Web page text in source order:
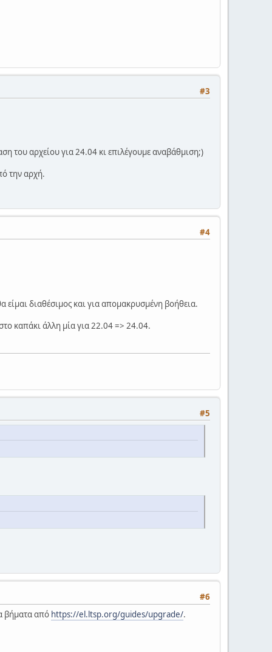
#3
του αρχείου για 24.04 κι επιλέγουμε αναβάθμιση;)
την αρχή.
#4
είμαι διαθέσιμος και για απομακρυσμένη βοήθεια.
καπάκι άλλη μία για 22.04 => 24.04.
#5
#6
βήματα από https://el.ltsp.org/guides/upgrade/.